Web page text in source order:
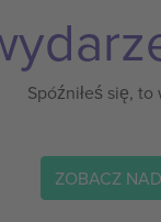
Spóźniłeś się,
ZOBACZ